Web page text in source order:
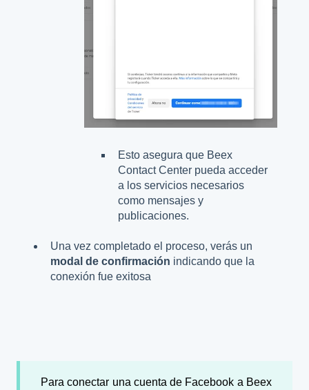
Esto asegura que Beex
Contact Center pueda acceder
a los servicios necesarios
como mensajes y
publicaciones.
Una vez completado el proceso, verás un
modal de confirmación indicando que la
conexión fue exitosa
Para conectar una cuenta de Facebook a Beex